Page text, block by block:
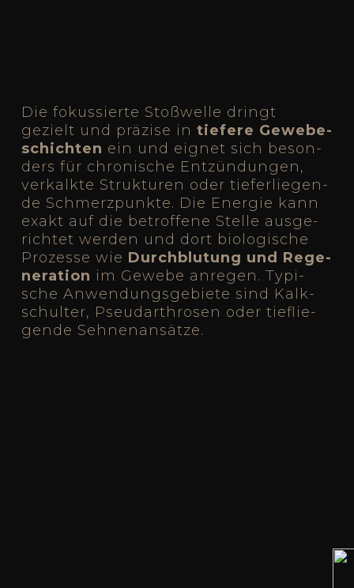
Die fokus­sier­te Stoß­wel­le dringt
gezielt und prä­zi­se in tie­fe­re Gewe­be­
schich­ten ein und eig­net sich beson­
ders für chro­ni­sche Ent­zün­dun­gen,
ver­kalk­te Struk­tu­ren oder tie­fer­lie­gen­
de Schmerz­punk­te. Die Ener­gie kann
exakt auf die betrof­fe­ne Stel­le aus­ge­
rich­tet wer­den und dort bio­lo­gi­sche
Pro­zes­se wie Durch­blu­tung und Rege­
ne­ra­ti­on im Gewe­be anre­gen. Typi­
sche Anwen­dungs­ge­bie­te sind Kalk­
schul­ter, Pseud­arthro­sen oder tief­lie­
gen­de Seh­nen­an­sät­ze.